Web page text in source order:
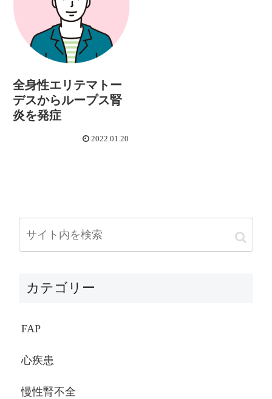
全身性エリテマトー
デスからループス腎
炎を発症
2022.01.20
カテゴリー
FAP
心疾患
慢性腎不全